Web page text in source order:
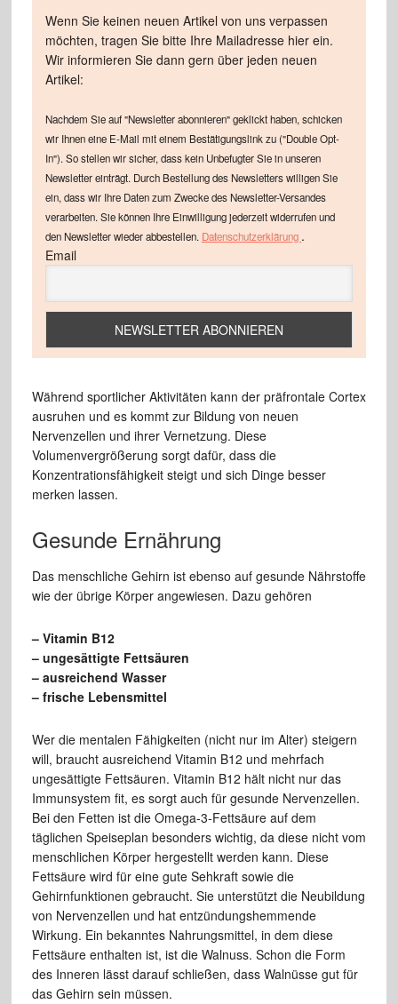
Wenn Sie keinen neuen Artikel von uns verpassen
möchten, tragen Sie bitte Ihre Mailadresse hier ein.
Wir informieren Sie dann gern über jeden neuen
Artikel:
Nachdem Sie auf "Newsletter abonnieren" geklickt haben, schicken
wir Ihnen eine E-Mail mit einem Bestätigungslink zu ("Double Opt-
In"). So stellen wir sicher, dass kein Unbefugter Sie in unseren
Newsletter einträgt. Durch Bestellung des Newsletters willigen Sie
ein, dass wir Ihre Daten zum Zwecke des Newsletter-Versandes
verarbeiten. Sie können Ihre Einwilligung jederzeit widerrufen und
den Newsletter wieder abbestellen. Datenschutzerklärung .
Email
Während sportlicher Aktivitäten kann der präfrontale Cortex
ausruhen und es kommt zur Bildung von neuen
Nervenzellen und ihrer Vernetzung. Diese
Volumenvergrößerung sorgt dafür, dass die
Konzentrationsfähigkeit steigt und sich Dinge besser
merken lassen.
Gesunde Ernährung
Das menschliche Gehirn ist ebenso auf gesunde Nährstoffe
wie der übrige Körper angewiesen. Dazu gehören
– Vitamin B12
– ungesättigte Fettsäuren
– ausreichend Wasser
– frische Lebensmittel
Wer die mentalen Fähigkeiten (nicht nur im Alter) steigern
will, braucht ausreichend Vitamin B12 und mehrfach
ungesättigte Fettsäuren. Vitamin B12 hält nicht nur das
Immunsystem fit, es sorgt auch für gesunde Nervenzellen.
Bei den Fetten ist die Omega-3-Fettsäure auf dem
täglichen Speiseplan besonders wichtig, da diese nicht vom
menschlichen Körper hergestellt werden kann. Diese
Fettsäure wird für eine gute Sehkraft sowie die
Gehirnfunktionen gebraucht. Sie unterstützt die Neubildung
von Nervenzellen und hat entzündungshemmende
Wirkung. Ein bekanntes Nahrungsmittel, in dem diese
Fettsäure enthalten ist, ist die Walnuss. Schon die Form
des Inneren lässt darauf schließen, dass Walnüsse gut für
das Gehirn sein müssen.